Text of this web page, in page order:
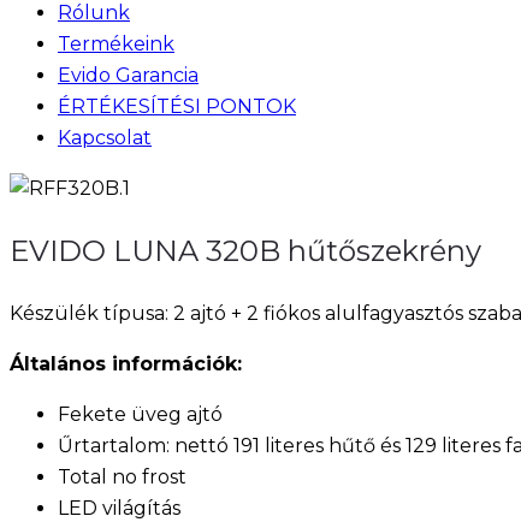
Rólunk
Termékeink
Evido Garancia
ÉRTÉKESÍTÉSI PONTOK
Kapcsolat
EVIDO LUNA 320B hűtőszekrény
Készülék típusa: 2 ajtó + 2 fiókos alulfagyasztós
Általános információk:
Fekete üveg ajtó
Űrtartalom: nettó 191 literes hűtő és 129 literes
Total no frost
LED világítás